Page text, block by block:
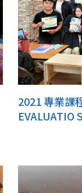
2021 專業課
EVALUATIO